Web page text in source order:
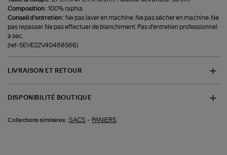
Composition :100% raphia
Conseil d'entretien : Ne pas laver en machine. Ne pas sécher en machine. Ne
pas repasser. Ne pas effectuer de blanchiment. Pas d’entretien professionnel
à sec.
(ref-5EVE22V40468566)
LIVRAISON ET RETOUR
DISPONIBILITÉ BOUTIQUE
Collections similaires : SACS - PANIERS